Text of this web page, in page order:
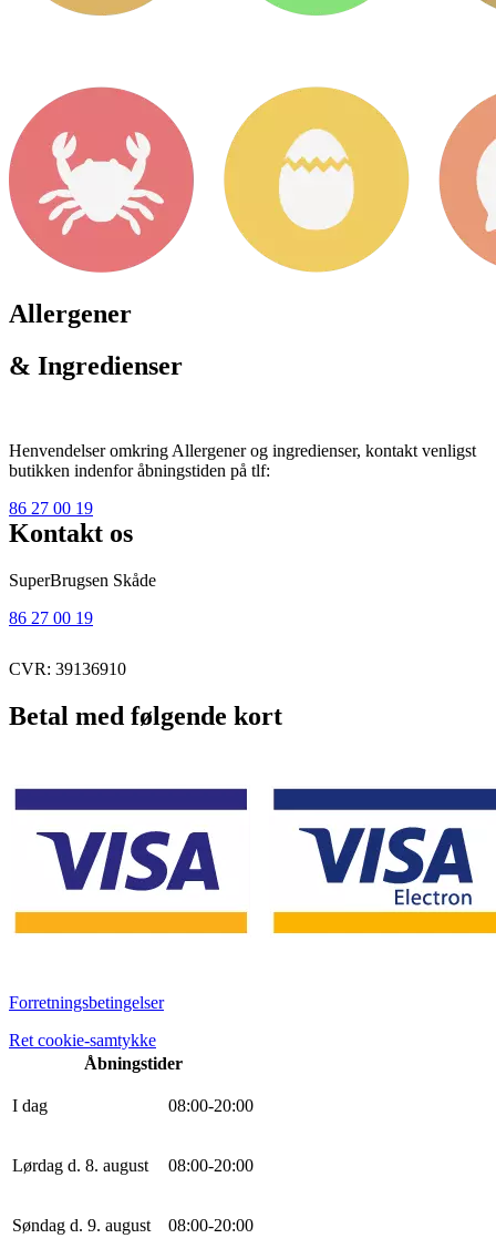
Allergener
& Ingredienser
Henvendelser omkring Allergener og ingredienser, kontakt venligst
butikken indenfor åbningstiden på tlf:
86 27 00 19
Kontakt os
SuperBrugsen Skåde
86 27 00 19
CVR: 39136910
Betal med følgende kort
Forretningsbetingelser
Ret cookie-samtykke
Åbningstider
I dag 08:00-20:00
Lørdag d. 8. august 08:00-20:00
Søndag d. 9. august 08:00-20:00